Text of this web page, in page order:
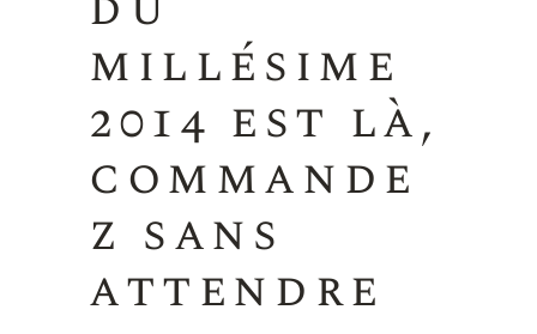
millésime
2014 est là,
commande
z sans
attendre